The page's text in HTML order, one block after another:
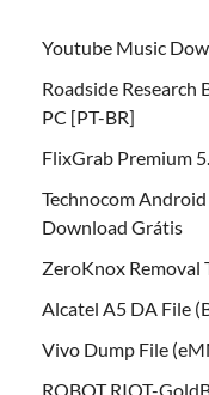
Youtube Music
Roadside Research
PC [PT-BR]
FlixGrab Premium
Technocom
Download Grátis
ZeroKnox Removal
Alcatel A5 DA File
Vivo Dump File
ROBOT RIOT-